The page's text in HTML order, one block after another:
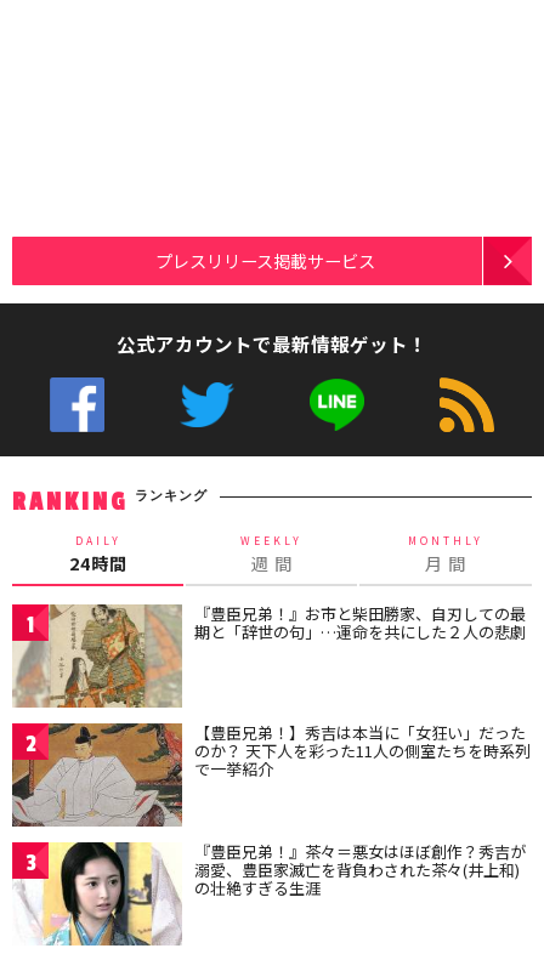
プレスリリース掲載サービス
公式アカウントで最新情報ゲット！
RANKING ランキング
DAILY
24時間
WEEKLY
週 間
MONTHLY
月 間
1 『豊臣兄弟！』お市と柴田勝家、自刃しての最
期と「辞世の句」…運命を共にした２人の悲劇
2 【豊臣兄弟！】秀吉は本当に「女狂い」だった
のか？ 天下人を彩った11人の側室たちを時系列
で一挙紹介
3 『豊臣兄弟！』茶々＝悪女はほぼ創作？秀吉が
溺愛、豊臣家滅亡を背負わされた茶々(井上和)
の壮絶すぎる生涯